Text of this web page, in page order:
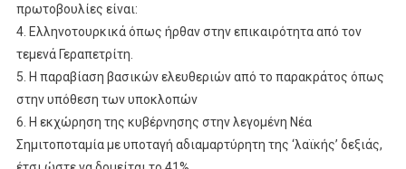
πρωτοβουλίες είναι:
4. Ελληνοτουρκικά όπως ήρθαν στην επικαιρότητα από τον
τεμενά Γεραπετρίτη.
5. Η παραβίαση βασικών ελευθεριών από το παρακράτος όπως
στην υπόθεση των υποκλοπών
6. Η εκχώρηση της κυβέρνησης στην λεγομένη Νέα
Σημιτοποταμία με υποταγή αδιαμαρτύρητη της ‘λαϊκής’ δεξιάς,